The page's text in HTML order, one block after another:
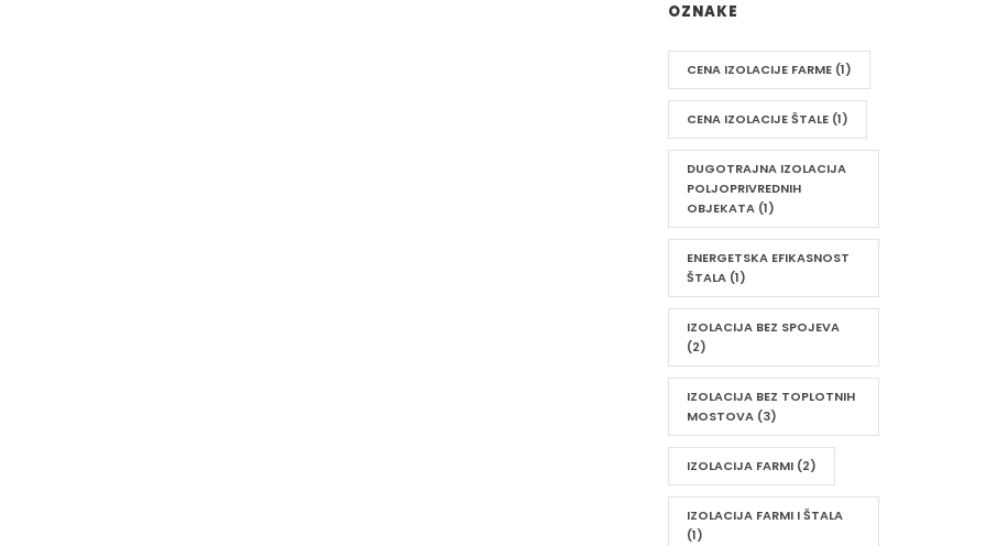
OZNAKE
CENA IZOLACIJE FARME (1)
CENA IZOLACIJE ŠTALE (1)
DUGOTRAJNA IZOLACIJA
POLJOPRIVREDNIH
OBJEKATA (1)
ENERGETSKA EFIKASNOST
ŠTALA (1)
IZOLACIJA BEZ SPOJEVA
(2)
IZOLACIJA BEZ TOPLOTNIH
MOSTOVA (3)
IZOLACIJA FARMI (2)
IZOLACIJA FARMI I ŠTALA
(1)